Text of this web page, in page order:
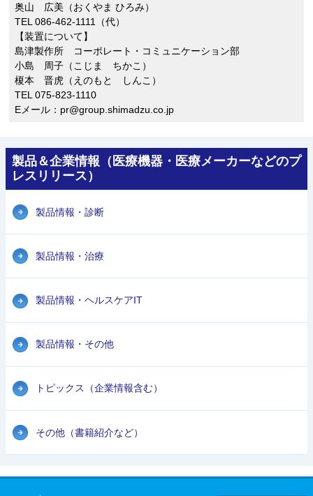
奥山 広美（おくやま ひろみ）
TEL 086-462-1111（代）
【装置について】
島津製作所 コーポレート・コミュニケーション部
小島 周子（こじま ちかこ）
榎本 晋虎（えのもと しんこ）
TEL 075-823-1110
Eメール：pr@group.shimadzu.co.jp
製品＆企業情報（医療機器・医療メーカーなどのプ
レスリリース）
製品情報・診断
製品情報・治療
製品情報・ヘルスケアIT
製品情報・その他
トピックス（企業情報含む）
その他（書籍紹介など）